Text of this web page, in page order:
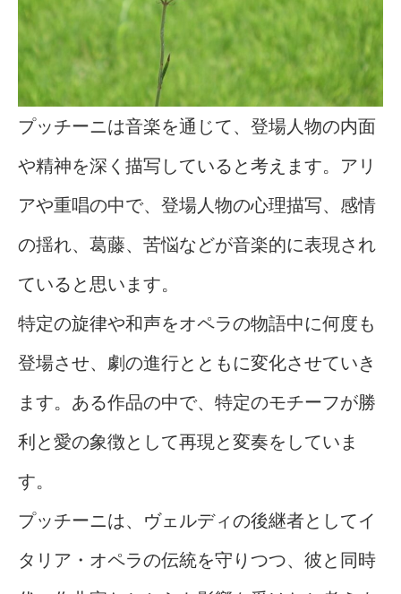
プッチーニは音楽を通じて、登場人物の内面
や精神を深く描写していると考えます。アリ
アや重唱の中で、登場人物の心理描写、感情
の揺れ、葛藤、苦悩などが音楽的に表現され
ていると思います。
特定の旋律や和声をオペラの物語中に何度も
登場させ、劇の進行とともに変化させていき
ます。ある作品の中で、特定のモチーフが勝
利と愛の象徴として再現と変奏をしていま
す。
プッチーニは、ヴェルディの後継者としてイ
タリア・オペラの伝統を守りつつ、彼と同時